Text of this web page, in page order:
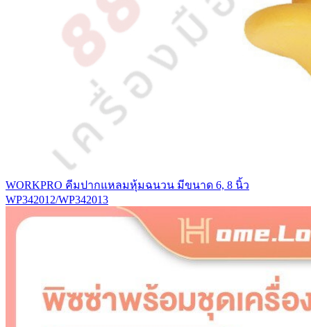
WORKPRO คีมปากแหลมหุ้มฉนวน มีขนาด 6, 8 นิ้ว
WP342012/WP342013